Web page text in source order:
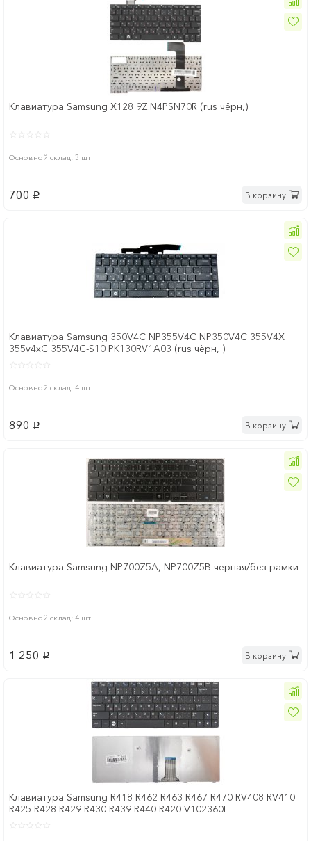
Клавиатура Samsung X128 9Z.N4PSN70R (rus чёрн,)
Основной склад: 3 шт
700 p В корзину
Клавиатура Samsung 350V4C NP355V4C NP350V4C 355V4X
355v4xC 355V4C-S10 PK130RV1A03 (rus чёрн, )
Основной склад: 4 шт
890 p В корзину
Клавиатура Samsung NP700Z5A, NP700Z5B черная/без рамки
Основной склад: 4 шт
1 250 p В корзину
Клавиатура Samsung R418 R462 R463 R467 R470 RV408 RV410
R425 R428 R429 R430 R439 R440 R420 V102360I